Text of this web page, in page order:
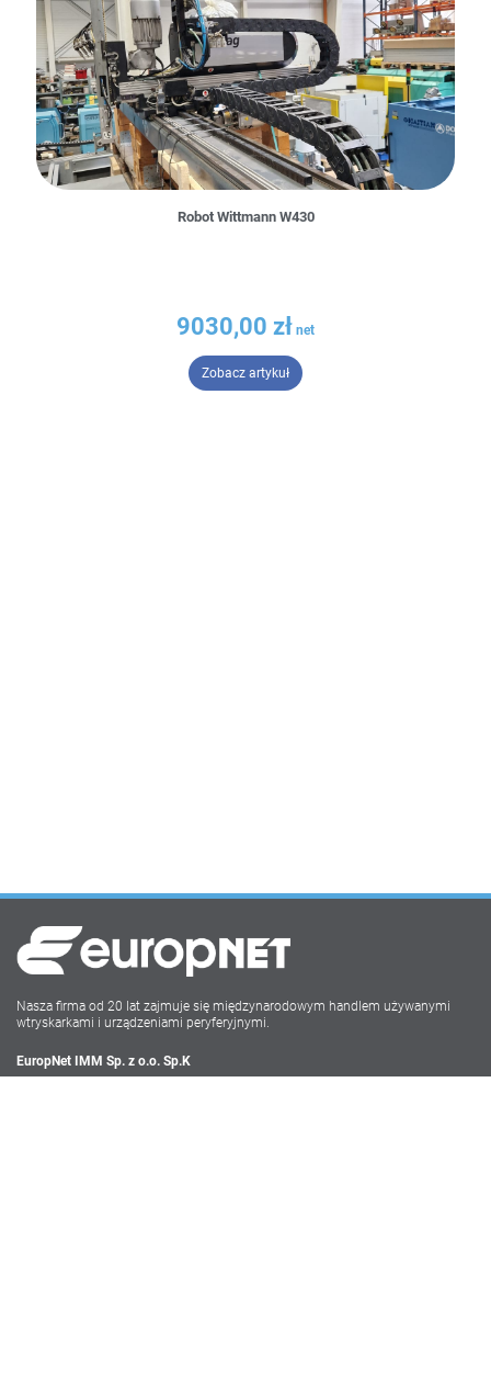
Robot Wittmann W430
9030,00 zł
Zobacz artykuł– Robot Wittmann W430
Nasza firma od 20 lat zajmuje się międzynarodowym handlem używanymi
wtryskarkami i urządzeniami peryferyjnymi.
EuropNet IMM Sp. z o.o. Sp.K